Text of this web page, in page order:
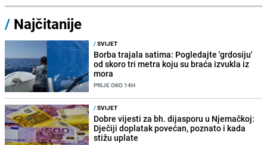
/ Najčitanije
/SVIJET
Borba trajala satima: Pogledajte 'grdosiju'
od skoro tri metra koju su braća izvukla iz
mora
PRIJE OKO 14H
/SVIJET
Dobre vijesti za bh. dijasporu u Njemačkoj:
Dječiji doplatak povećan, poznato i kada
stižu uplate